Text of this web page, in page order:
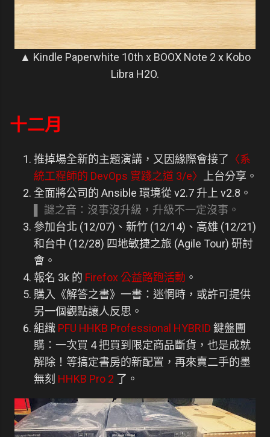
▲ Kindle Paperwhite 10th x BOOX Note 2 x Kobo
Libra H2O.
十二月
推掉場全新的主題演講，又因緣際會接了 〈系
統工程師的 DevOps 實踐之道 3/e〉
上台分享。
全面將公司的 Ansible 環境從 v2.7 升上 v2.8。
▌ 謎之音：沒事沒升級，升級不一定沒事。
參加台北 (12/07)、新竹 (12/14)、高雄 (12/21)
和台中 (12/28) 四地敏捷之旅 (Agile Tour) 研討
會。
報名 3k 的 Firefox 公益路跑活動 。
購入《解答之書》一書：迷惘時，或許可提供
另一個觀點讓人反思。
組織 PFU HHKB Professional HYBRID 鍵盤團
購：一次買 4 把買到限定商品斷貨，也是成就
解除！等搞定書房的新配置，再來賣二手的墨
無刻 HHKB Pro 2 了。